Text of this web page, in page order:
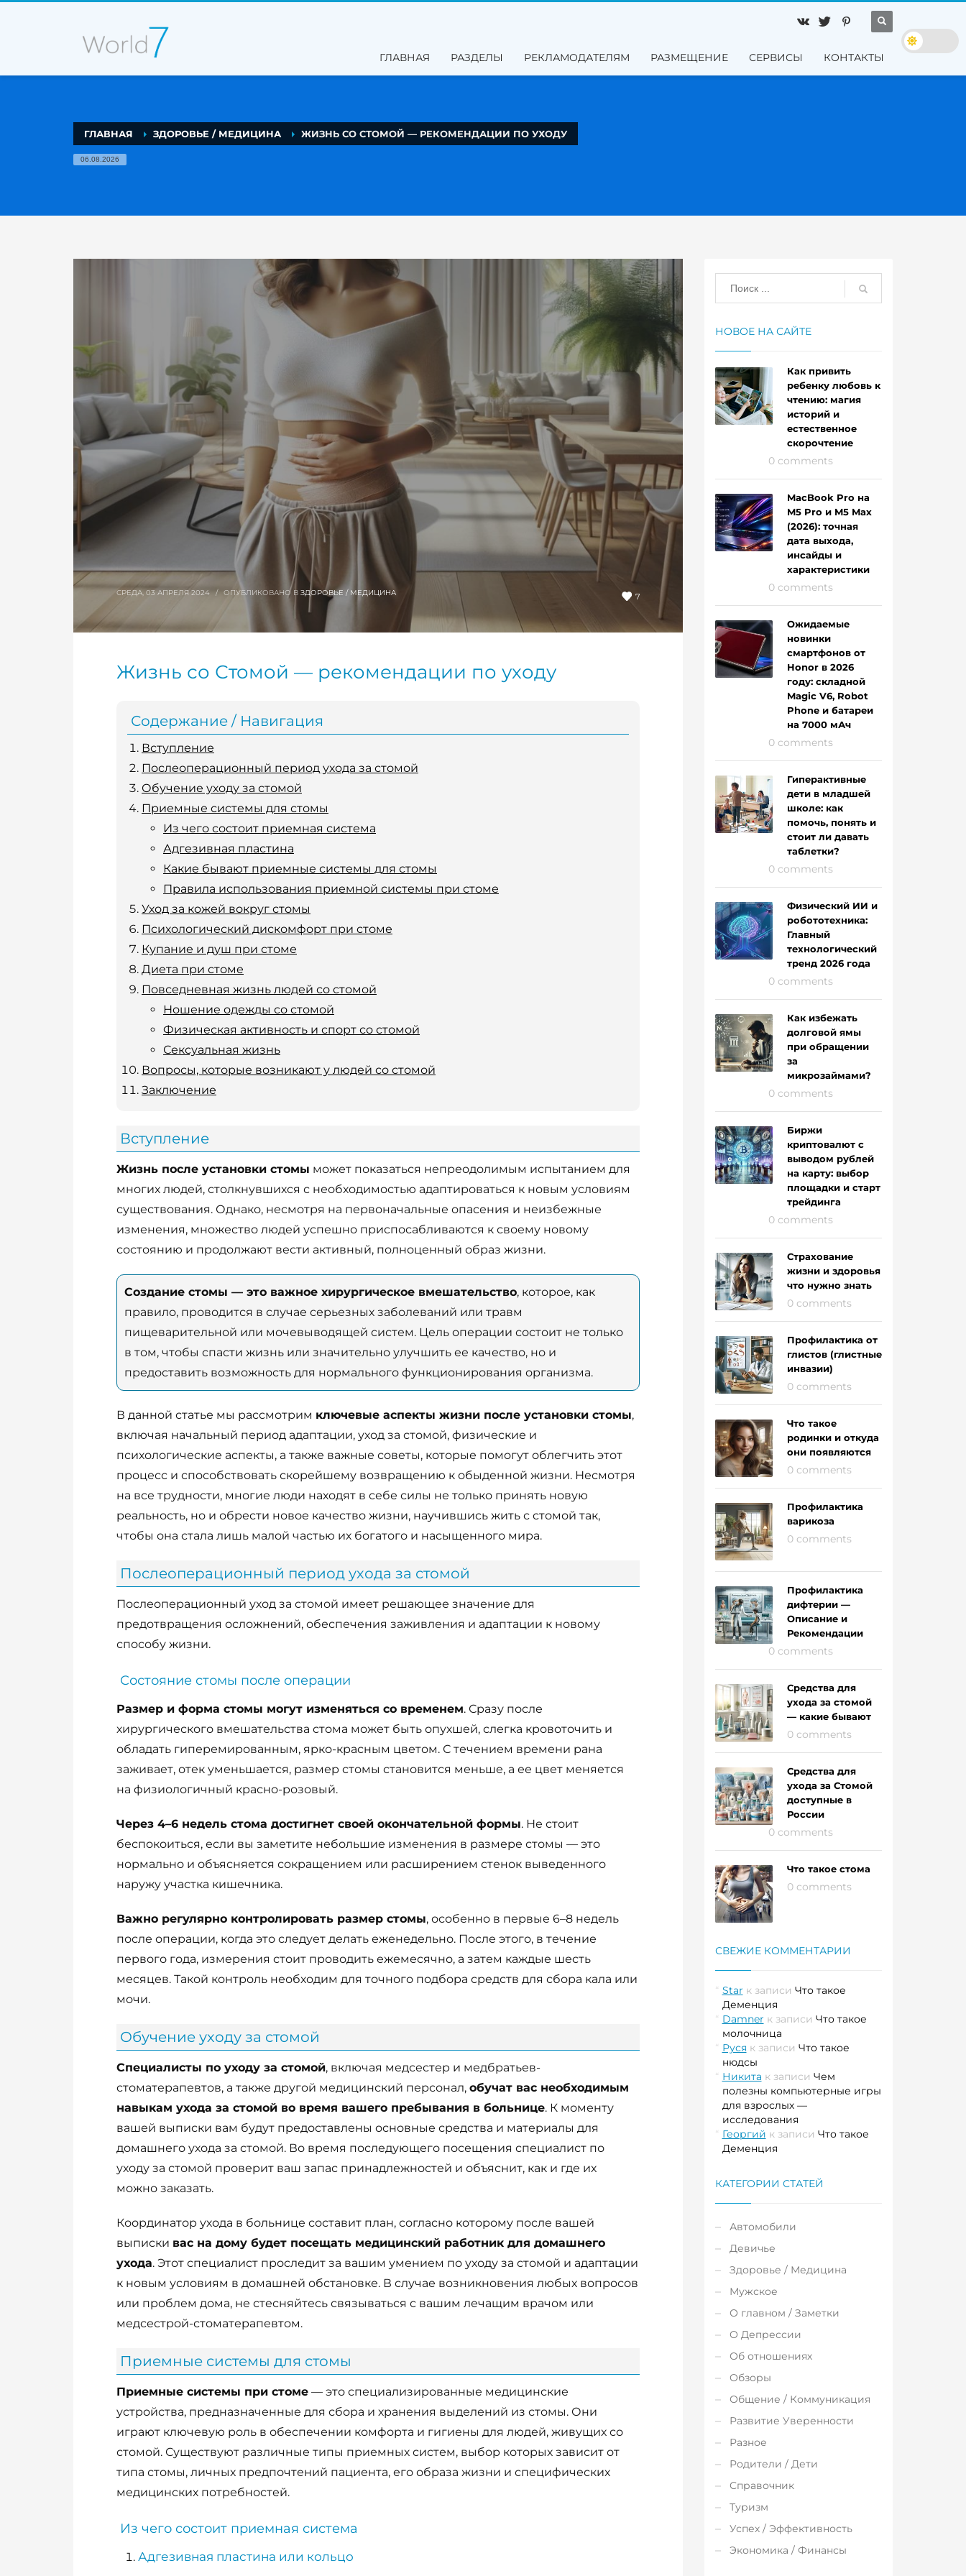
ГЛАВНАЯ РАЗДЕЛЫ РЕКЛАМОДАТЕЛЯМ РАЗМЕЩЕНИЕ СЕРВИСЫ КОНТАКТЫ
ГЛАВНАЯ ЗДОРОВЬЕ / МЕДИЦИНА ЖИЗНЬ СО СТОМОЙ — РЕКОМЕНДАЦИИ ПО УХОДУ
06.08.2026
7
СРЕДА, 03 АПРЕЛЯ 2024 / ОПУБЛИКОВАНО В ЗДОРОВЬЕ / МЕДИЦИНА
Жизнь со Стомой — рекомендации по уходу
Содержание / Навигация
Вступление
Послеоперационный период ухода за стомой
Обучение уходу за стомой
Приемные системы для стомы
Из чего состоит приемная система
Адгезивная пластина
Какие бывают приемные системы для стомы
Правила использования приемной системы при стоме
Уход за кожей вокруг стомы
Психологический дискомфорт при стоме
Купание и душ при стоме
Диета при стоме
Повседневная жизнь людей со стомой
Ношение одежды со стомой
Физическая активность и спорт со стомой
Сексуальная жизнь
Вопросы, которые возникают у людей со стомой
Заключение
Вступление
Жизнь после установки стомы может показаться непреодолимым испытанием для
многих людей, столкнувшихся с необходимостью адаптироваться к новым условиям
существования. Однако, несмотря на первоначальные опасения и неизбежные
изменения, множество людей успешно приспосабливаются к своему новому
состоянию и продолжают вести активный, полноценный образ жизни.
Создание стомы — это важное хирургическое вмешательство, которое, как
правило, проводится в случае серьезных заболеваний или травм
пищеварительной или мочевыводящей систем. Цель операции состоит не только
в том, чтобы спасти жизнь или значительно улучшить ее качество, но и
предоставить возможность для нормального функционирования организма.
В данной статье мы рассмотрим ключевые аспекты жизни после установки стомы,
включая начальный период адаптации, уход за стомой, физические и
психологические аспекты, а также важные советы, которые помогут облегчить этот
процесс и способствовать скорейшему возвращению к обыденной жизни. Несмотря
на все трудности, многие люди находят в себе силы не только принять новую
реальность, но и обрести новое качество жизни, научившись жить с стомой так,
чтобы она стала лишь малой частью их богатого и насыщенного мира.
Послеоперационный период ухода за стомой
Послеоперационный уход за стомой имеет решающее значение для
предотвращения осложнений, обеспечения заживления и адаптации к новому
способу жизни.
Состояние стомы после операции
Размер и форма стомы могут изменяться со временем. Сразу после
хирургического вмешательства стома может быть опухшей, слегка кровоточить и
обладать гиперемированным, ярко-красным цветом. С течением времени рана
заживает, отек уменьшается, размер стомы становится меньше, а ее цвет меняется
на физиологичный красно-розовый.
Через 4–6 недель стома достигнет своей окончательной формы. Не стоит
беспокоиться, если вы заметите небольшие изменения в размере стомы — это
нормально и объясняется сокращением или расширением стенок выведенного
наружу участка кишечника.
Важно регулярно контролировать размер стомы, особенно в первые 6–8 недель
после операции, когда это следует делать еженедельно. После этого, в течение
первого года, измерения стоит проводить ежемесячно, а затем каждые шесть
месяцев. Такой контроль необходим для точного подбора средств для сбора кала или
мочи.
Обучение уходу за стомой
Специалисты по уходу за стомой, включая медсестер и медбратьев-
стоматерапевтов, а также другой медицинский персонал, обучат вас необходимым
навыкам ухода за стомой во время вашего пребывания в больнице. К моменту
вашей выписки вам будут предоставлены основные средства и материалы для
домашнего ухода за стомой. Во время последующего посещения специалист по
уходу за стомой проверит ваш запас принадлежностей и объяснит, как и где их
можно заказать.
Координатор ухода в больнице составит план, согласно которому после вашей
выписки вас на дому будет посещать медицинский работник для домашнего
ухода. Этот специалист проследит за вашим умением по уходу за стомой и адаптации
к новым условиям в домашней обстановке. В случае возникновения любых вопросов
или проблем дома, не стесняйтесь связываться с вашим лечащим врачом или
медсестрой-стоматерапевтом.
Приемные системы для стомы
Приемные системы при стоме — это специализированные медицинские
устройства, предназначенные для сбора и хранения выделений из стомы. Они
играют ключевую роль в обеспечении комфорта и гигиены для людей, живущих со
стомой. Существуют различные типы приемных систем, выбор которых зависит от
типа стомы, личных предпочтений пациента, его образа жизни и специфических
медицинских потребностей.
Из чего состоит приемная система
Адгезивная пластина или кольцо
НОВОЕ НА САЙТЕ
Как привить
ребенку любовь к
чтению: магия
историй и
естественное
скорочтение
0 comments
MacBook Pro на
M5 Pro и M5 Max
(2026): точная
дата выхода,
инсайды и
характеристики
0 comments
Ожидаемые
новинки
смартфонов от
Honor в 2026
году: складной
Magic V6, Robot
Phone и батареи
на 7000 мАч
0 comments
Гиперактивные
дети в младшей
школе: как
помочь, понять и
стоит ли давать
таблетки?
0 comments
Физический ИИ и
робототехника:
Главный
технологический
тренд 2026 года
0 comments
Как избежать
долговой ямы
при обращении
за
микрозаймами?
0 comments
Биржи
криптовалют с
выводом рублей
на карту: выбор
площадки и старт
трейдинга
0 comments
Страхование
жизни и здоровья
что нужно знать
0 comments
Профилактика от
глистов (глистные
инвазии)
0 comments
Что такое
родинки и откуда
они появляются
0 comments
Профилактика
варикоза
0 comments
Профилактика
дифтерии —
Описание и
Рекомендации
0 comments
Средства для
ухода за стомой
— какие бывают
0 comments
Средства для
ухода за Стомой
доступные в
России
0 comments
Что такое стома
0 comments
СВЕЖИЕ КОММЕНТАРИИ
Star к записи Что такое
Деменция
Damner к записи Что такое
молочница
Руся к записи Что такое
нюдсы
Никита к записи Чем
полезны компьютерные игры
для взрослых —
исследования
Георгий к записи Что такое
Деменция
КАТЕГОРИИ СТАТЕЙ
Автомобили
Девичье
Здоровье / Медицина
Мужское
О главном / Заметки
О Депрессии
Об отношениях
Обзоры
Общение / Коммуникация
Развитие Уверенности
Разное
Родители / Дети
Справочник
Туризм
Успех / Эффективность
Экономика / Финансы